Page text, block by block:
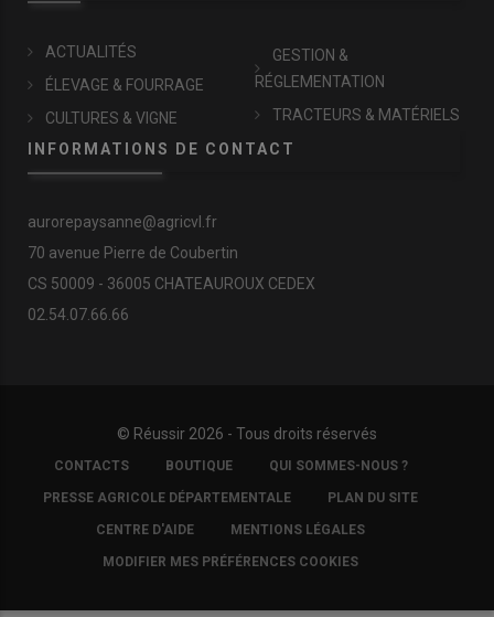
ACTUALITÉS
ÉLEVAGE & FOURRAGE
CULTURES & VIGNE
GESTION &
RÉGLEMENTATION
TRACTEURS & MATÉRIELS
INFORMATIONS DE CONTACT
aurorepaysanne@agricvl.fr
70 avenue Pierre de Coubertin
CS 50009 - 36005 CHATEAUROUX CEDEX
02.54.07.66.66
© Réussir 2026 - Tous droits réservés
FOOTER
COPYRIGHT
CONTACTS BOUTIQUE QUI SOMMES-NOUS ?
PRESSE AGRICOLE DÉPARTEMENTALE PLAN DU SITE
CENTRE D'AIDE MENTIONS LÉGALES
MODIFIER MES PRÉFÉRENCES COOKIES